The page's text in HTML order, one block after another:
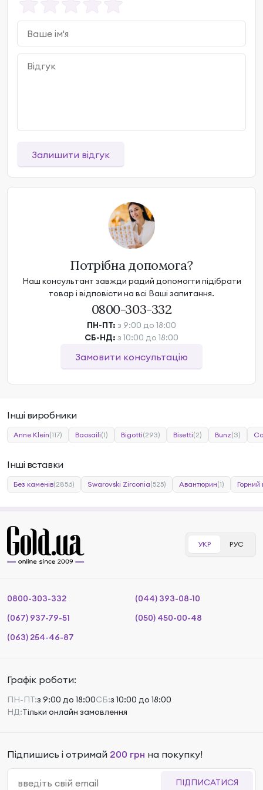
Залишити відгук
Потрібна допомога?
Наш консультант завжди радий допомогти підібрати
товар і відповісти на всі Ваші запитання.
0800-303-332
ПН-ПТ: з 9:00 до 18:00
СБ-НД: з 10:00 до 18:00
Замовити консультацію
Інші виробники
Anne Klein(117) Baosaili(1) Bigotti(293) Bisetti(2) Bunz(3)
Інші вставки
Без каменів(2856) Swarovski Zirconia(525) Авантюрин(1) Горний
УКР РУС
0800-303-332
(044) 393-08-10
(067) 937-79-51
(050) 450-00-48
(063) 254-46-87
Графік роботи:
ПН-ПТ:з 9:00 до 18:00СБ:з 10:00 до 18:00
НД:Тільки онлайн замовлення
Підпишись і отримай 200 грн на покупку!
ПІДПИСАТИСЯ